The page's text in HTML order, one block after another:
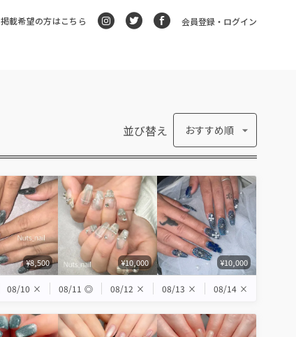
掲載希望の方はこちら 会員登録・ログイン
並び替え おすすめ順
¥8,500 ¥10,000 ¥10,000
08/10 × 08/11 ◎ 08/12 × 08/13 × 08/14 ×